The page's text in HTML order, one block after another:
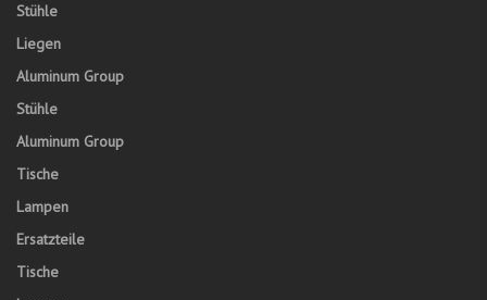
Stühle
Liegen
Aluminum Group
Stühle
Aluminum Group
Tische
Lampen
Ersatzteile
Tische